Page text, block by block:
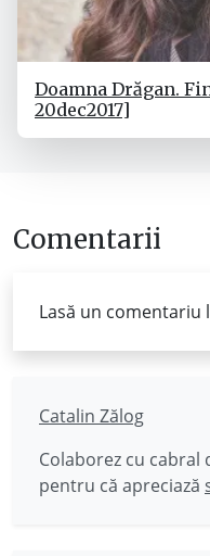
Doamna Drăgan.
20dec2017]
Comentarii
Lasă un comentariu
Catalin Zălog
Colaborez cu cabral
pentru că apreciază